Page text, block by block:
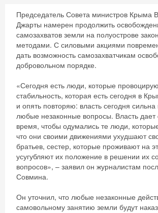
Председатель Совета министров Крыма
Джарты намерен продолжить
самозахватов земли на полуострове
методами. С силовыми акциями
дать возможность самозахватчикам
добровольном порядке.
«Сегодня есть люди, которые
стабильность, которая есть сегодня в
и опять повторяю: власть сегодня
любые незаконные вопросы. Власть дает
время, чтобы одумались те люди,
что они своими движениями ухудшают
братьев, сестер, которые проживают на
усугубляют их положение в решении их
вопросов», – заявил он журналистам
Совмина.
Он уточнил, что любые незаконные
самовольному занятию земли будут